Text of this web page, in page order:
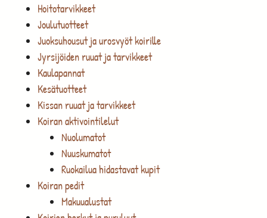
Hoitotarvikkeet
Joulutuotteet
Juoksuhousut ja urosvyöt koirille
Jyrsijöiden ruuat ja tarvikkeet
Kaulapannat
Kesätuotteet
Kissan ruuat ja tarvikkeet
Koiran aktivointilelut
Nuolumatot
Nuuskumatot
Ruokailua hidastavat kupit
Koiran pedit
Makuualustat